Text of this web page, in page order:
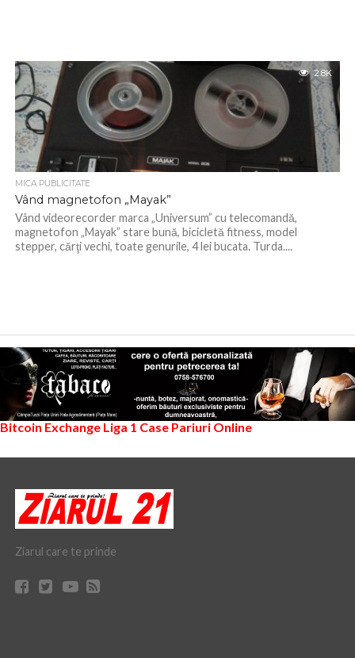
2.8K
MICA PUBLICITATE
Vând magnetofon „Mayak”
Vând videorecorder marca „Universum” cu telecomandă,
magnetofon „Mayak” stare bună, bicicletă fitness, model
stepper, cărţi vechi, toate genurile, 4 lei bucata. Turda....
Bitcoin Exchange Liga 1 Case Pariuri Online
Ziarul care te prinde